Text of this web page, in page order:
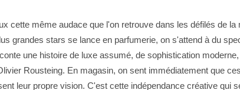
découvrir ou de retrouver l'univers Balmain dans les
officiel, livrés rapidement pour que vous
cette même audace que l'on retrouve dans les défilés de
grandes stars se lance en parfumerie, on s'attend à du
une histoire de luxe assumé, de sophistication
Rousteing. En magasin, on sent immédiatement que
leur propre vision. C'est cette indépendance créative qui